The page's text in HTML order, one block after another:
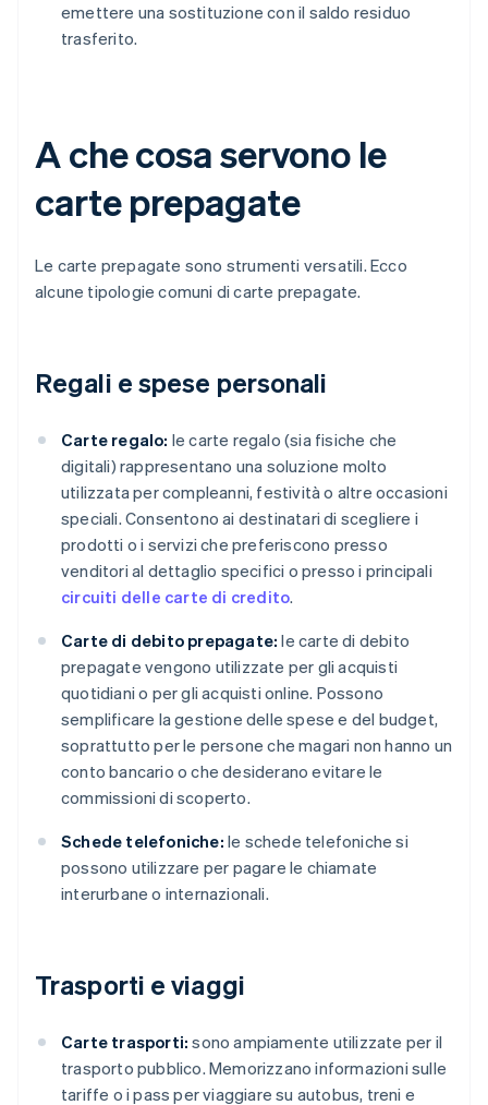
emettere una sostituzione con il saldo residuo
trasferito.
A che cosa servono le
carte prepagate
Le carte prepagate sono strumenti versatili. Ecco
alcune tipologie comuni di carte prepagate.
Regali e spese personali
Carte regalo: le carte regalo (sia fisiche che
digitali) rappresentano una soluzione molto
utilizzata per compleanni, festività o altre occasioni
speciali. Consentono ai destinatari di scegliere i
prodotti o i servizi che preferiscono presso
venditori al dettaglio specifici o presso i principali
circuiti delle carte di credito.
Carte di debito prepagate: le carte di debito
prepagate vengono utilizzate per gli acquisti
quotidiani o per gli acquisti online. Possono
semplificare la gestione delle spese e del budget,
soprattutto per le persone che magari non hanno un
conto bancario o che desiderano evitare le
commissioni di scoperto.
Schede telefoniche: le schede telefoniche si
possono utilizzare per pagare le chiamate
interurbane o internazionali.
Trasporti e viaggi
Carte trasporti: sono ampiamente utilizzate per il
trasporto pubblico. Memorizzano informazioni sulle
tariffe o i pass per viaggiare su autobus, treni e